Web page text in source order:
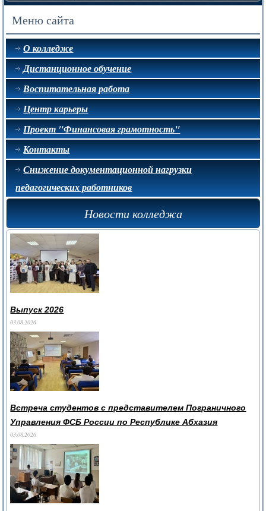
Меню сайта
О колледже
Дистанционное обучение
Воспитательная работа
Центр карьеры
Проект "Финансовая грамотность"
Контакты
Снижение документационной нагрузки
педагогических работников
Новости колледжа
Выпуск 2026
03.08.2026
Встреча студентов с представителем Пограничного
Управления ФСБ России по Республике Абхазия
03.08.2026